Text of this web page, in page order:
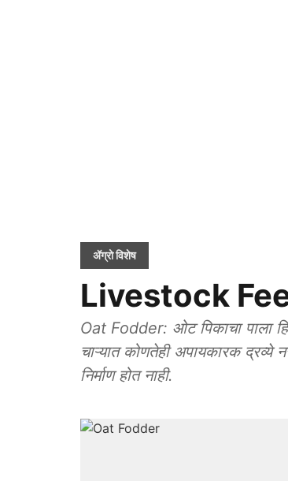
ॲग्रो विशेष
Livestock
Oat Fodder: ओट पिकाचा पाला
चाऱ्यात कोणतेही अपायकारक द्रव्ये
निर्माण होत नाही.